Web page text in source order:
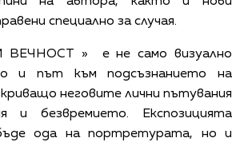
специално за случая.
» е не само визуално
и път към подсъзнанието на
неговите лични пътувания
и безвремието. Експозицията
ода на портретурата, но и